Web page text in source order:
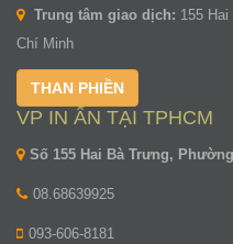
Trung tâm giao dịch: 155
Chí Minh
THAN PHIỀN
VP IN ẤN TẠI TPHCM
Số 155 Hai Bà Trưng,
08.68639925
093-606-8181